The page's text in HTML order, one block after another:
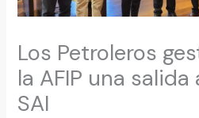
Los Petroleros
la AFIP una
SAI